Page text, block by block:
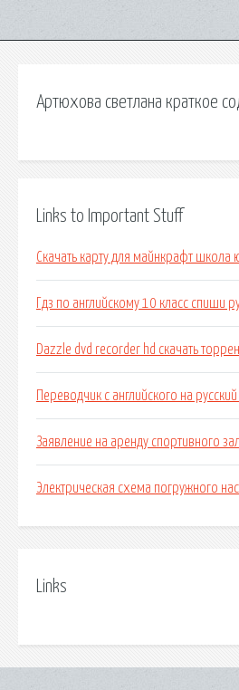
Артюхова светлана краткое
Links to Important Stuff
Скачать карту для майнкрафт школа
Гдз по английскому 10 класс спиши
Dazzle dvd recorder hd скачать
Переводчик с английского на русский
Заявление на аренду спортивного
Электрическая схема погружного
Links